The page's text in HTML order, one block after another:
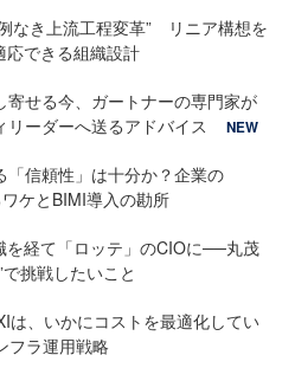
なき上流工程変革” リニア構想を
応できる組織設計
寄せる今、ガートナーの専門家が
ーダーへ送るアドバイス
NEW
「信頼性」は十分か？企業の
ケとBIMI導入の勘所
を経て「ロッテ」のCIOに──丸茂
挑戦したいこと
は、いかにコストを最適化してい
フラ運用戦略